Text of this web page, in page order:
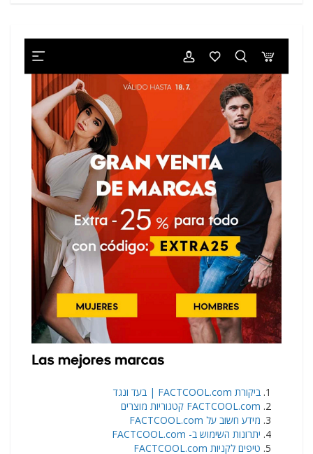
ביקורת FACTCOOL.com | בעד ונגד
FACTCOOL.com קטגוריות מוצרים
מידע חשוב על FACTCOOL.com
יתרונות השימוש ב- FACTCOOL.com
טיפים לקניות FACTCOOL.com